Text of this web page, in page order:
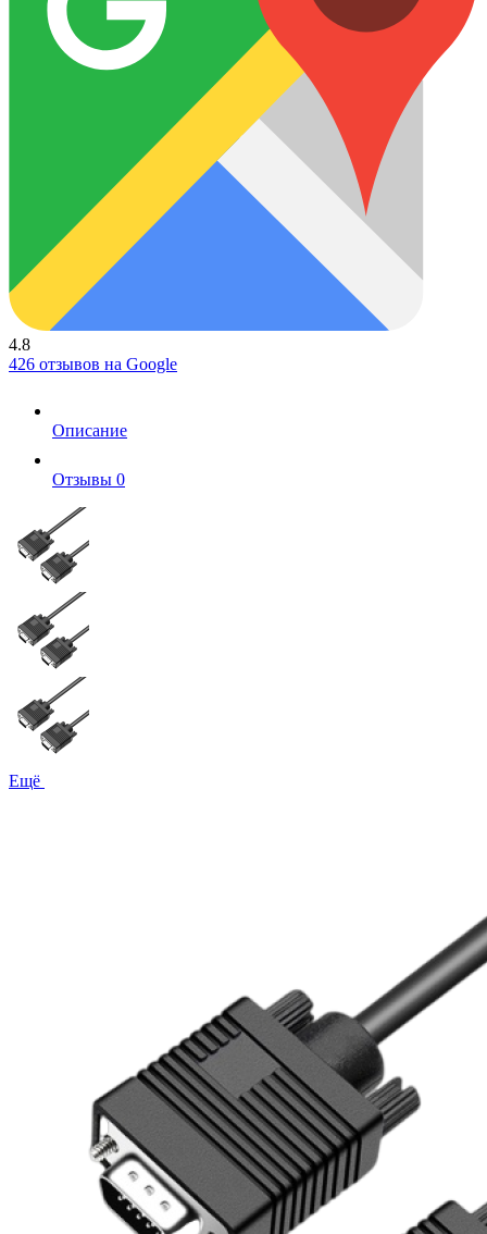
4.8
426 отзывов на Google
Описание
Отзывы 0
Ещё